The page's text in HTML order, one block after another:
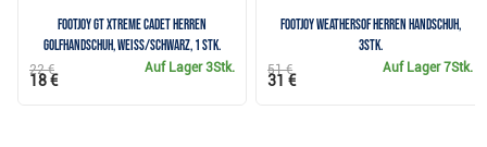
FootJoy GT Xtreme Cadet Herren
Golfhandschuh, weiss/schwarz, 1 Stk.
Auf Lager3Stk.
22 €
18 €
FootJoy WeatherSof Herren Handschuh,
3Stk.
Auf Lager7Stk.
51 €
31 €